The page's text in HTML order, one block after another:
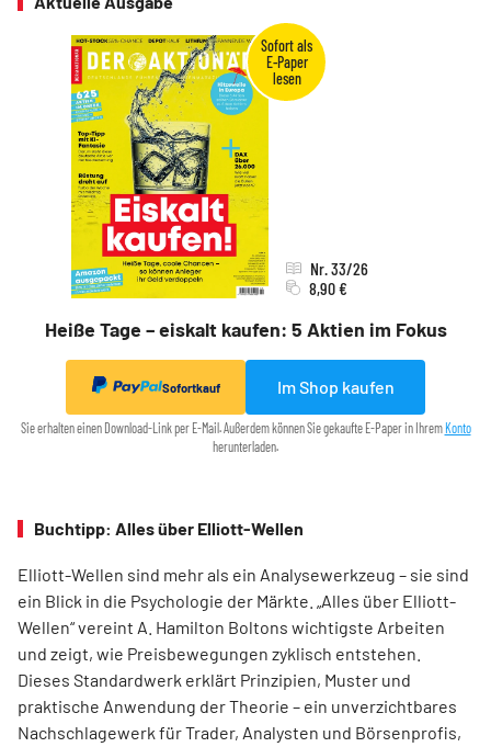
Heiße Tage – eiskalt kaufen: 5 Aktien im Fokus
Nr. 33/26
8,90 €
Sofortkauf Im Shop kaufen
Sie erhalten einen Download-Link per E-Mail. Außerdem können Sie gekaufte E-Paper in Ihrem Konto
herunterladen.
Buchtipp: Alles über Elliott-Wellen
Elliott-Wellen sind mehr als ein Analysewerkzeug – sie sind
ein Blick in die Psychologie der Märkte. „Alles über Elliott-
Wellen“ vereint A. Hamilton Boltons wichtigste Arbeiten
und zeigt, wie Preisbewegungen zyklisch entstehen.
Dieses Standardwerk erklärt Prinzipien, Muster und
praktische Anwendung der Theorie – ein unverzichtbares
Nachschlagewerk für Trader, Analysten und Börsenprofis,